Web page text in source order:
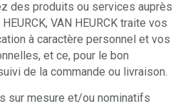
des produits ou services auprès
VAN HEURCK traite vos
à caractère personnel et vos
et ce, pour le bon
de la commande ou livraison.
sur mesure et/ou nominatifs